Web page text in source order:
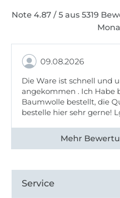
Note 4.87 / 5 aus 5319
09.08.2026
Die Ware ist schnell und
angekommen . Ich Habe
Baumwolle bestellt, die
bestelle hier sehr gerne!
Alle 83031
Service